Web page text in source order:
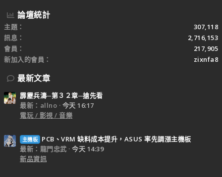
論壇統計
主題
307,118
訊息
2,716,153
會員
217,905
新加入的會員
zixnfa8
最新文章
霹靂兵濤─第３２章─搶先看
最新：allno
今天 16:17
電玩 / 影視 / 音樂
主機板
PCB、VRM 缺料成本提升，ASUS 率先調漲主機板
最新：龍門忠武
今天 14:39
新品資訊